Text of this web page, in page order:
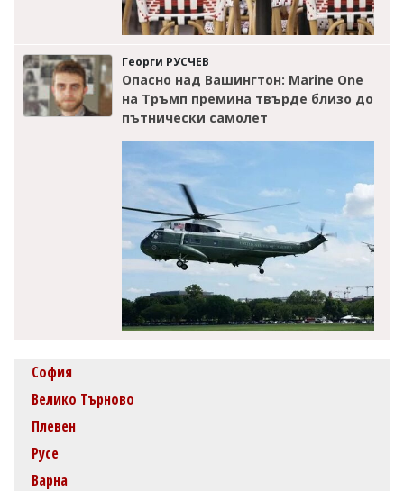
Георги РУСЧЕВ
Опасно над Вашингтон: Marine One
на Тръмп премина твърде близо до
пътнически самолет
София
Велико Търново
Плевен
Русе
Варна